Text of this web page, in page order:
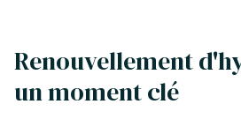
Renouvellement
un moment clé